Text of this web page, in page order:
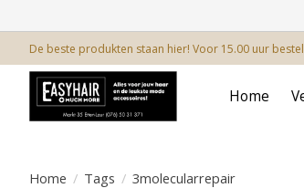
De beste produkten staan hier! Voor 15.00 uur
Home
Home / Tags / 3molecularrepair